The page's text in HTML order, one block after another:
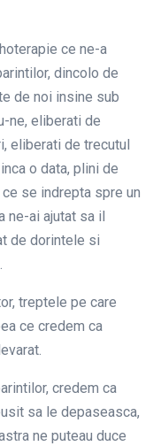
ce ne-a
dincolo de
de noi insine sub
ne, eliberati de
eliberati de trecutul
o data, plini de
se indrepta spre un
ai ajutat sa il
de dorintele si
treptele pe care
ce credem ca
credem ca
sa le depaseasca,
ne puteau duce